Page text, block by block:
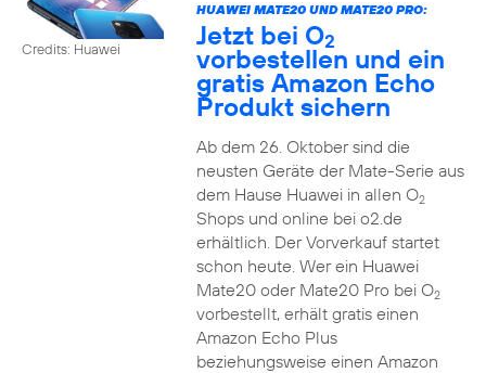
Credits: Huawei
HUAWEI MATE20 UND MATE20 PRO:
Jetzt bei O2
vorbestellen und ein
gratis Amazon Echo
Produkt sichern
Ab dem 26. Oktober sind die
neusten Geräte der Mate-Serie aus
dem Hause Huawei in allen O2
Shops und online bei o2.de
erhältlich. Der Vorverkauf startet
schon heute. Wer ein Huawei
Mate20 oder Mate20 Pro bei O2
vorbestellt, erhält gratis einen
Amazon Echo Plus
beziehungsweise einen Amazon